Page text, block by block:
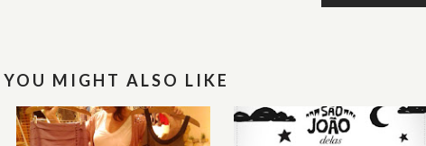
YOU MIGHT ALSO LIKE